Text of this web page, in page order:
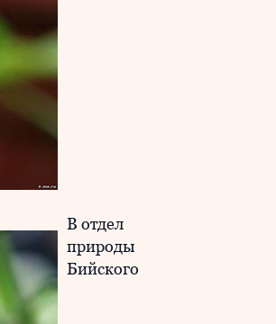
В отдел
природы
Бийского